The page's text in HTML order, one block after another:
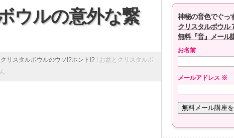
ウルの意外な繋
クリスタルボウルのウソ!?ホント!?
お盆とクリスタルボ
神秘の音色でぐっ
クリスタルボウル
無料『音』メール
お名前
メールアドレス ※